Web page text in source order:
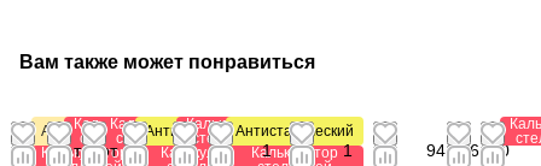
Вам также может понравиться
Акция
Калькулятор
от
Калькулятор
стеллажей
от
Калькулятор
стеллажей
от
Антистатический
Калькулятор
от 2
Калькулятор
стеллажей
от
Антистатический
Калькулятор
от
1
1
941,76
0